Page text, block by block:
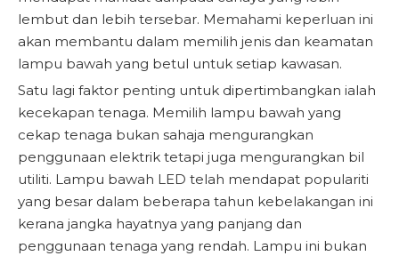
lembut dan lebih tersebar. Memahami keperluan ini
akan membantu dalam memilih jenis dan keamatan
lampu bawah yang betul untuk setiap kawasan.
Satu lagi faktor penting untuk dipertimbangkan ialah
kecekapan tenaga. Memilih lampu bawah yang
cekap tenaga bukan sahaja mengurangkan
penggunaan elektrik tetapi juga mengurangkan bil
utiliti. Lampu bawah LED telah mendapat populariti
yang besar dalam beberapa tahun kebelakangan ini
kerana jangka hayatnya yang panjang dan
penggunaan tenaga yang rendah. Lampu ini bukan